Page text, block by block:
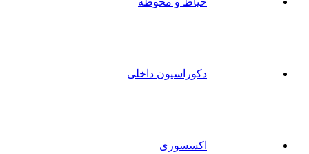
دکوراسیون داخلی
اکسسوری